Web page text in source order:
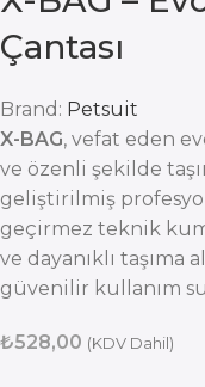
Çantası
Brand: Petsuit
X-BAG, vefat eden
ve özenli şekilde
geliştirilmiş
geçirmez teknik
ve dayanıklı taşıma
güvenilir kullanım
₺528,00 (KDV Dahil)